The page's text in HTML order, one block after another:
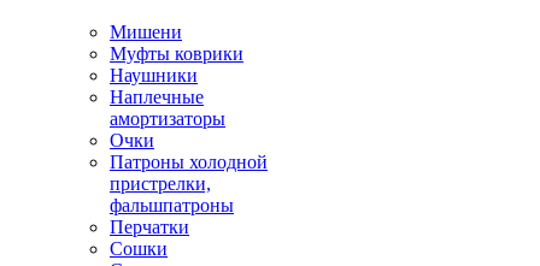
Мишени
Муфты коврики
Наушники
Наплечные
амортизаторы
Очки
Патроны холодной
пристрелки,
фальшпатроны
Перчатки
Сошки